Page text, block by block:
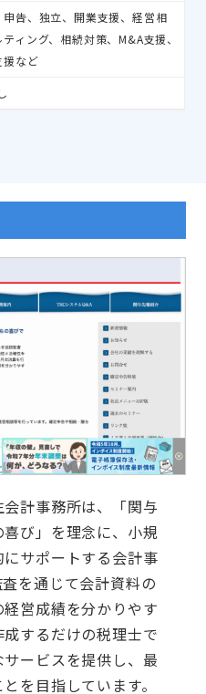
告、独立、開業支援、経営相
ィング、相続対策、M&A支援、
援など
計事務所は、「関与
び」を理念に、小規
サポートする会計事
を通じて会計資料の
営成績を分かりやす
するだけの税理士で
ービスを提供し、最
を目指しています。